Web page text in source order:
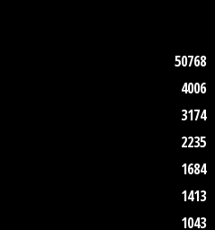
50768
4006
3174
2235
1684
1413
1043